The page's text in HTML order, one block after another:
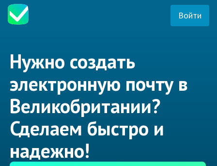
Войти
Нужно создать
электронную почту в
Великобритании?
Сделаем быстро и
надежно!